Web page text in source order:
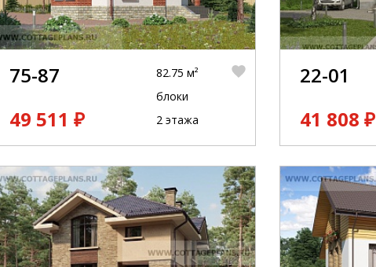
75-87
49 511 ₽
82.75 м²
блоки
2 этажа
22-01
41 808 ₽